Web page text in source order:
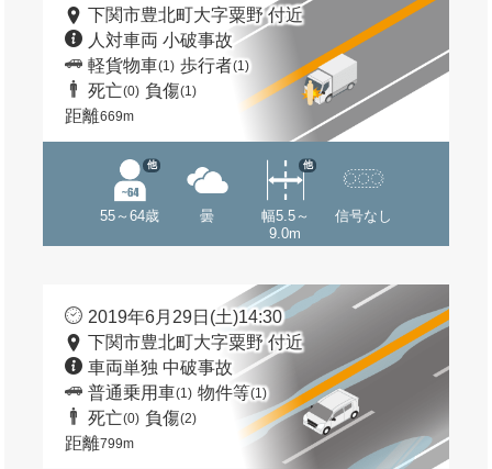
下関市豊北町大字粟野 付近
人対車両 小破事故
軽貨物車(1) 歩行者(1)
死亡(0) 負傷(1)
距離669m
55～64歳
他
曇
幅5.5～
9.0m
他
信号なし
2019年6月29日(土)14:30
下関市豊北町大字粟野 付近
車両単独 中破事故
普通乗用車(1) 物件等(1)
死亡(0) 負傷(2)
距離799m